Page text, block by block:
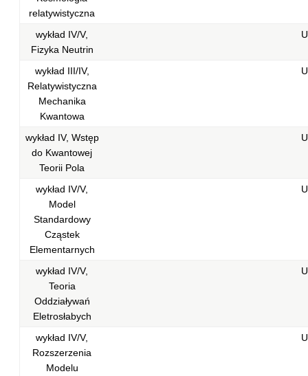
relatywistyczna
wykład IV/V,
Fizyka Neutrin
wykład III/IV,
Relatywistyczna
Mechanika
Kwantowa
wykład IV, Wstęp
do Kwantowej
Teorii Pola
wykład IV/V,
Model
Standardowy
Cząstek
Elementarnych
wykład IV/V,
Teoria
Oddziaływań
Eletrosłabych
wykład IV/V,
Rozszerzenia
Modelu